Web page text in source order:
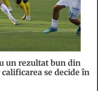
un rezultat bun din
se decide în